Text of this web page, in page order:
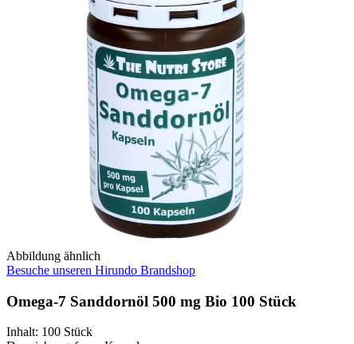
Abbildung ähnlich
Besuche unseren Hirundo Brandshop
Omega-7 Sanddornöl 500 mg Bio 100 Stück
Inhalt: 100 Stück